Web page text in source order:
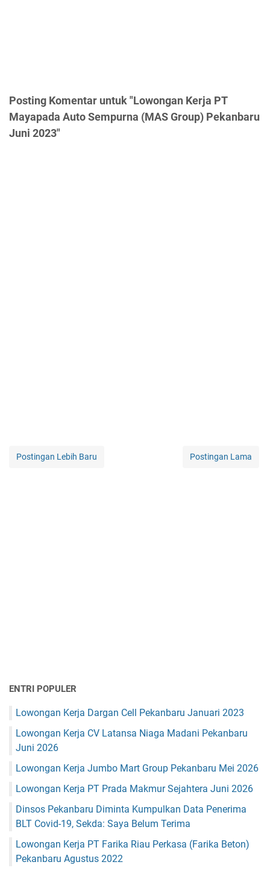
Posting Komentar untuk "Lowongan Kerja PT
Mayapada Auto Sempurna (MAS Group) Pekanbaru
Juni 2023"
Postingan Lebih Baru Postingan Lama
ENTRI POPULER
Lowongan Kerja Dargan Cell Pekanbaru Januari 2023
Lowongan Kerja CV Latansa Niaga Madani Pekanbaru
Juni 2026
Lowongan Kerja Jumbo Mart Group Pekanbaru Mei 2026
Lowongan Kerja PT Prada Makmur Sejahtera Juni 2026
Dinsos Pekanbaru Diminta Kumpulkan Data Penerima
BLT Covid-19, Sekda: Saya Belum Terima
Lowongan Kerja PT Farika Riau Perkasa (Farika Beton)
Pekanbaru Agustus 2022